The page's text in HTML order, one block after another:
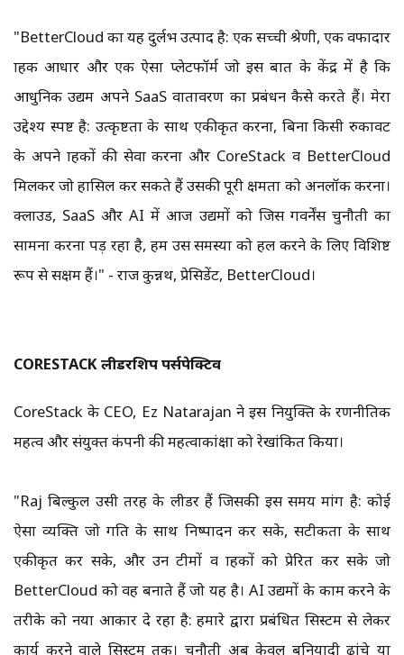
"BetterCloud का यह दुर्लभ उत्पाद है: एक सच्ची श्रेणी, एक वफादार
ग्राहक आधार और एक ऐसा प्लेटफॉर्म जो इस बात के केंद्र में है कि
आधुनिक उद्यम अपने SaaS वातावरण का प्रबंधन कैसे करते हैं। मेरा
उद्देश्य स्पष्ट है: उत्कृष्टता के साथ एकीकृत करना, बिना किसी रुकावट
के अपने ग्राहकों की सेवा करना और CoreStack व BetterCloud
मिलकर जो हासिल कर सकते हैं उसकी पूरी क्षमता को अनलॉक करना।
क्लाउड, SaaS और AI में आज उद्यमों को जिस गवर्नेंस चुनौती का
सामना करना पड़ रहा है, हम उस समस्या को हल करने के लिए विशिष्ट
रूप से सक्षम हैं।" - राज कुन्नथ, प्रेसिडेंट, BetterCloud।
CORESTACK लीडरशिप पर्सपेक्टिव
CoreStack के CEO, Ez Natarajan ने इस नियुक्ति के रणनीतिक
महत्व और संयुक्त कंपनी की महत्वाकांक्षा को रेखांकित किया।
"Raj बिल्कुल उसी तरह के लीडर हैं जिसकी इस समय मांग है: कोई
ऐसा व्यक्ति जो गति के साथ निष्पादन कर सके, सटीकता के साथ
एकीकृत कर सके, और उन टीमों व ग्राहकों को प्रेरित कर सके जो
BetterCloud को वह बनाते हैं जो यह है। AI उद्यमों के काम करने के
तरीके को नया आकार दे रहा है: हमारे द्वारा प्रबंधित सिस्टम से लेकर
कार्य करने वाले सिस्टम तक। चुनौती अब केवल बुनियादी ढांचे या